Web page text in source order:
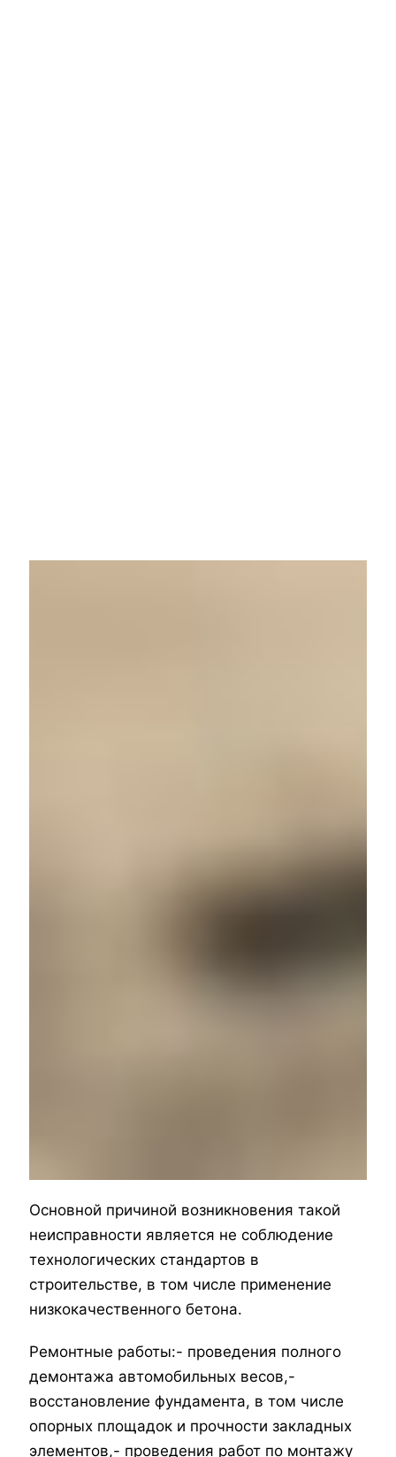
Основной причиной возникновения такой
неисправности является не соблюдение
технологических стандартов в
строительстве, в том числе применение
низкокачественного бетона.
Ремонтные работы:- проведения полного
демонтажа автомобильных весов,-
восстановление фундамента, в том числе
опорных площадок и прочности закладных
элементов,- проведения работ по монтажу